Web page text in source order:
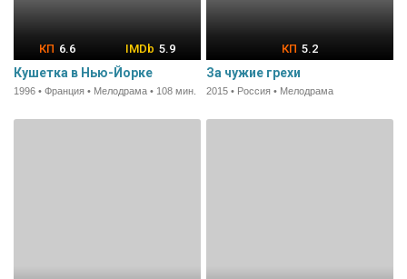
6.6 5.9
Кушетка в Нью-Йорке
1996 • Франция • Мелодрама • 108 мин.
5.2
За чужие грехи
2015 • Россия • Мелодрама